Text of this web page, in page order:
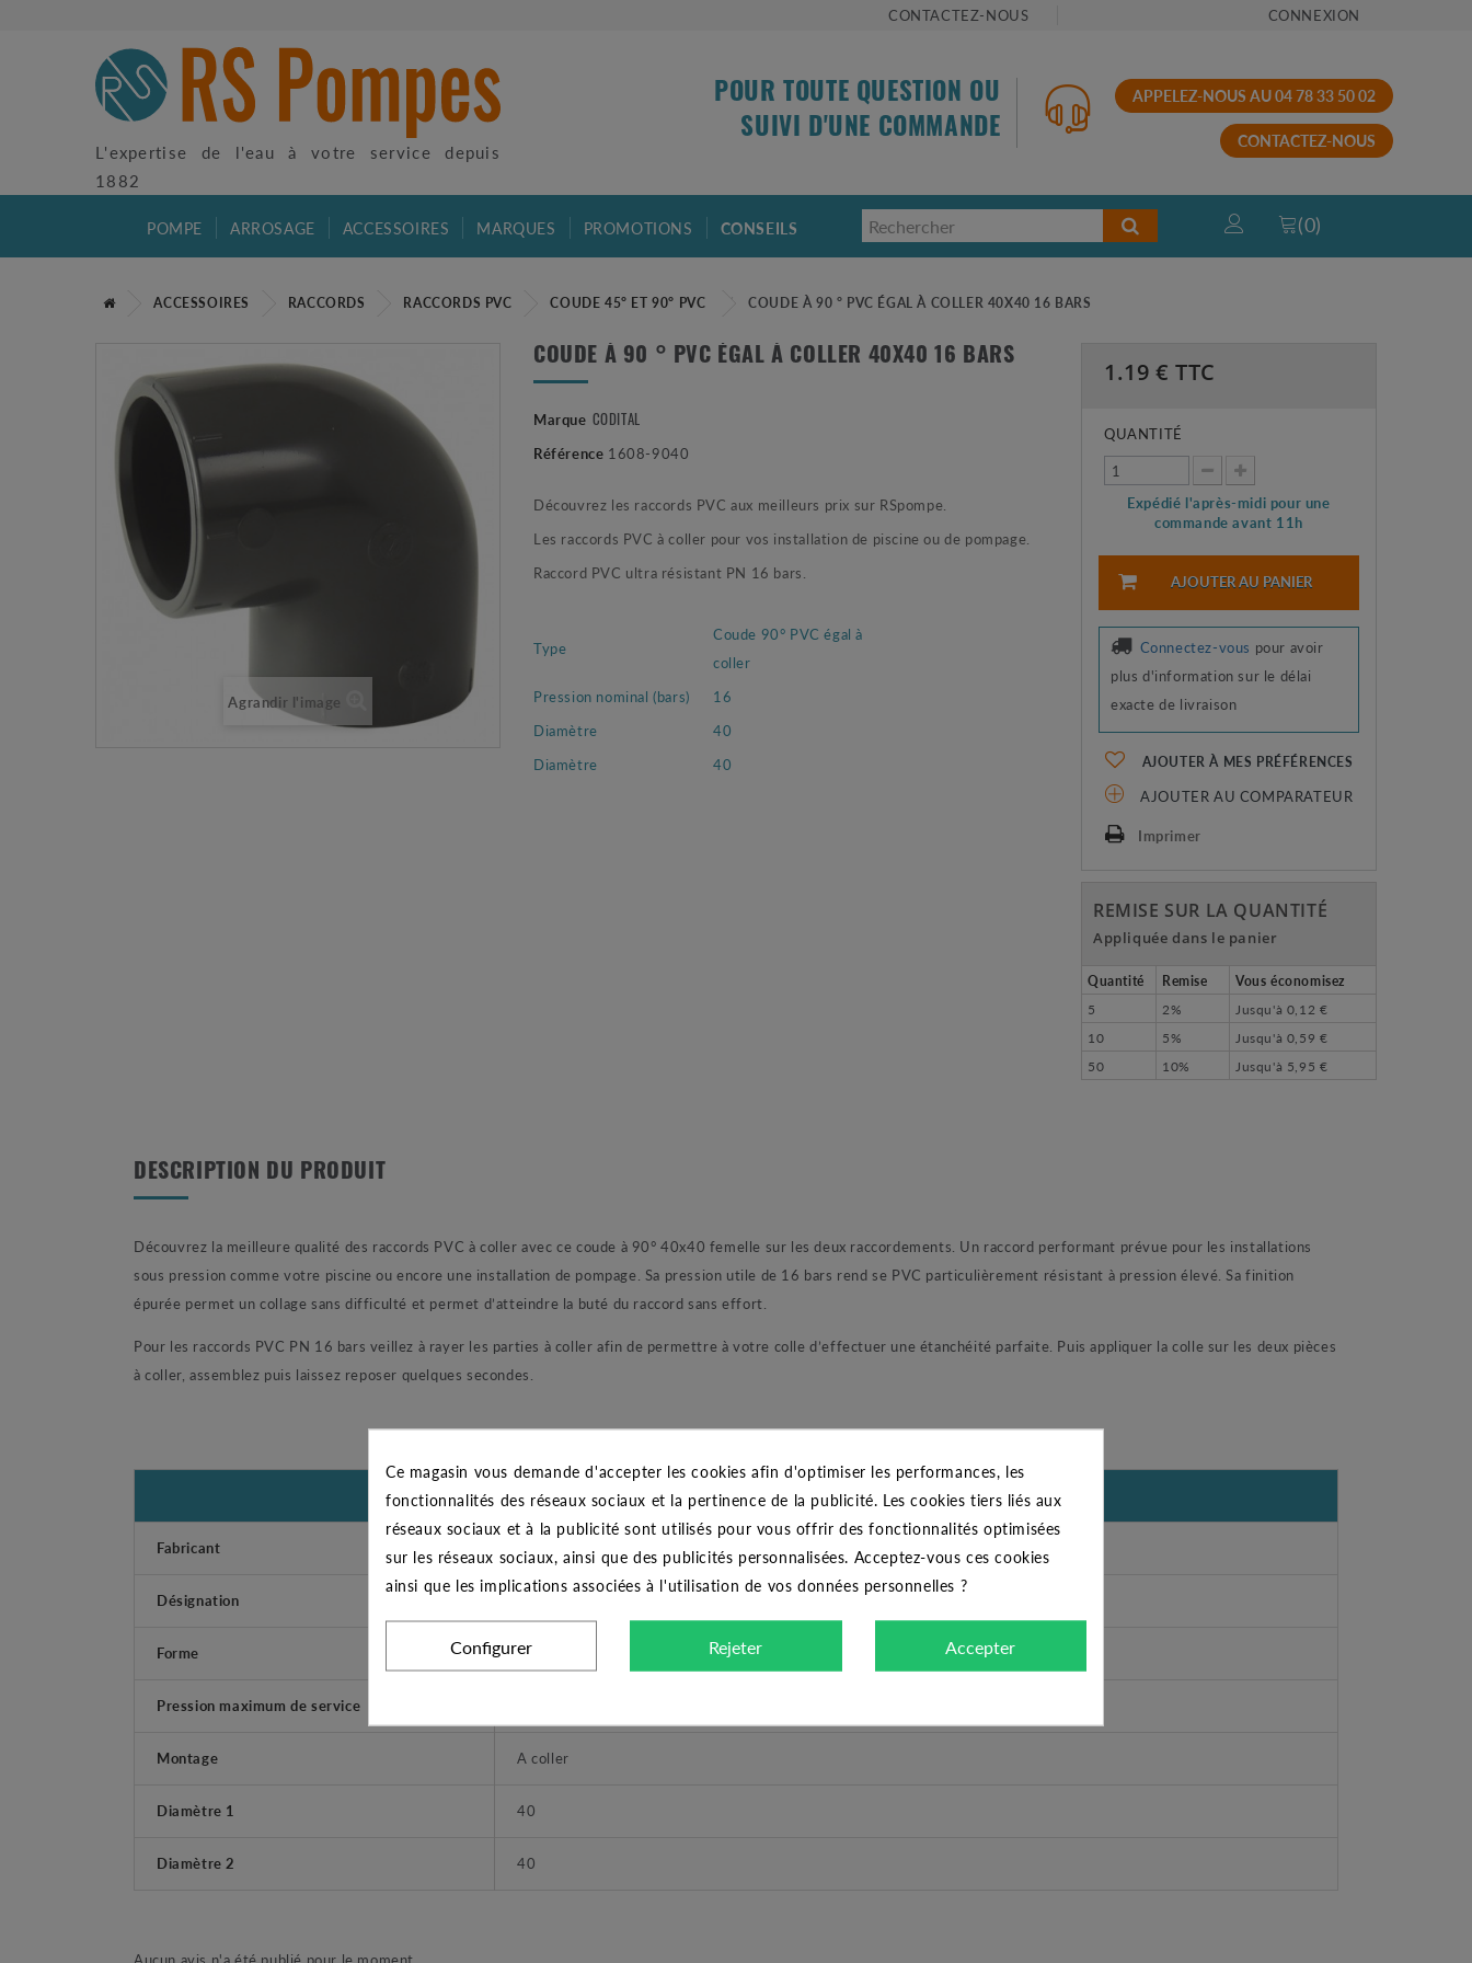
CONTACTEZ-NOUS CONNEXION
L'expertise de l'eau à votre service depuis
1882
POUR TOUTE QUESTION OU
SUIVI D'UNE COMMANDE
APPELEZ-NOUS AU 04 78 33 50 02
CONTACTEZ-NOUS
POMPE ARROSAGE ACCESSOIRES MARQUES PROMOTIONS CONSEILS (0)
ACCESSOIRES RACCORDS RACCORDS PVC COUDE 45° ET 90° PVC COUDE À 90 ° PVC ÉGAL À COLLER 40X40 16 BARS
Agrandir l'image
COUDE À 90 ° PVC ÉGAL À COLLER 40X40 16 BARS
Marque CODITAL
Référence 1608-9040
Découvrez les raccords PVC aux meilleurs prix sur RSpompe.
Les raccords PVC à coller pour vos installation de piscine ou de pompage.
Raccord PVC ultra résistant PN 16 bars.
Type
Coude 90° PVC égal à
coller
Pression nominal (bars)
16
Diamètre
40
Diamètre
40
1.19 € TTC
QUANTITÉ
Expédié l'après-midi pour une
commande avant 11h
AJOUTER AU PANIER
Connectez-vous pour avoir
plus d'information sur le délai
exacte de livraison
AJOUTER À MES PRÉFÉRENCES
AJOUTER AU COMPARATEUR
Imprimer
REMISE SUR LA QUANTITÉ
Appliquée dans le panier
Quantité Remise
Vous économisez
5
2% Jusqu'à 0,12 €
10
5% Jusqu'à 0,59 €
50
10% Jusqu'à 5,95 €
DESCRIPTION DU PRODUIT
Découvrez la meilleure qualité des raccords PVC à coller avec ce coude à 90° 40x40 femelle sur les deux raccordements. Un raccord performant prévue pour les installations
sous pression comme votre piscine ou encore une installation de pompage. Sa pression utile de 16 bars rend se PVC particulièrement résistant à pression élevé. Sa finition
épurée permet un collage sans difficulté et permet d’atteindre la buté du raccord sans effort.
Pour les raccords PVC PN 16 bars veillez à rayer les parties à coller afin de permettre à votre colle d’effectuer une étanchéité parfaite. Puis appliquer la colle sur les deux pièces
à coller, assemblez puis laissez reposer quelques secondes.
CARACTÉRISTIQUES GÉNÉRALES
Fabricant CODITAL
Désignation
Forme Coude
Pression maximum de service
Montage A coller
Diamètre 1 40
Diamètre 2 40
Aucun avis n'a été publié pour le moment.
Ce magasin vous demande d'accepter les cookies afin d'optimiser les performances, les
fonctionnalités des réseaux sociaux et la pertinence de la publicité. Les cookies tiers liés aux
réseaux sociaux et à la publicité sont utilisés pour vous offrir des fonctionnalités optimisées
sur les réseaux sociaux, ainsi que des publicités personnalisées. Acceptez-vous ces cookies
ainsi que les implications associées à l'utilisation de vos données personnelles ?
Configurer Rejeter Accepter